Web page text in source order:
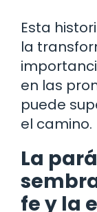
Esta
la
en las
puede
el camino.
La
fe y la